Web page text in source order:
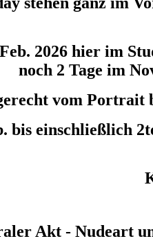
2026 hier im
noch 2 Tage im
vom Portrait
bis einschließlich
Akt - Nudeart